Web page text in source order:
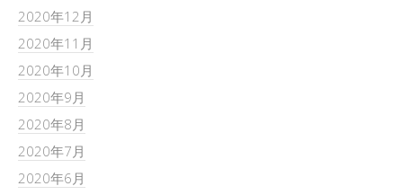
2020年12月
2020年11月
2020年10月
2020年9月
2020年8月
2020年7月
2020年6月